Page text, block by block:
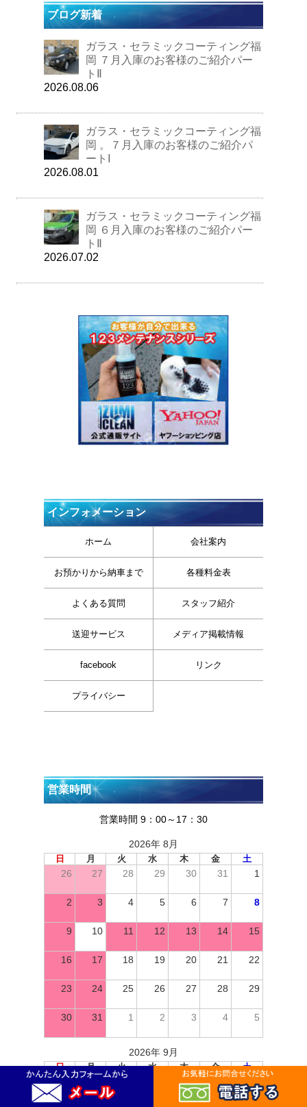
ブログ新着
ガラス・セラミックコーティング福
岡 ７月入庫のお客様のご紹介パー
トⅡ
2026.08.06
ガラス・セラミックコーティング福
岡 。７月入庫のお客様のご紹介パ
ートⅠ
2026.08.01
ガラス・セラミックコーティング福
岡 ６月入庫のお客様のご紹介パー
トⅡ
2026.07.02
インフォメーション
ホーム 会社案内
お預かりから納車まで 各種料金表
よくある質問 スタッフ紹介
送迎サービス メディア掲載情報
facebook リンク
プライバシー
営業時間
営業時間 9：00～17：30
2026年 8月
日 月 火 水 木 金 土
26 27 28 29 30 31 1
2 3 4 5 6 7 8
9 10 11 12 13 14 15
16 17 18 19 20 21 22
23 24 25 26 27 28 29
30 31 1 2 3 4 5
2026年 9月
日 月 火 水 木 金 土
30 3 4 5